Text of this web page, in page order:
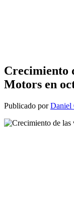
Crecimiento
Motors en
Publicado porDaniel